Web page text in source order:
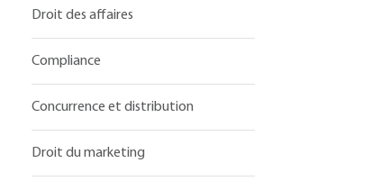
Droit des affaires
Compliance
Concurrence et distribution
Droit du marketing